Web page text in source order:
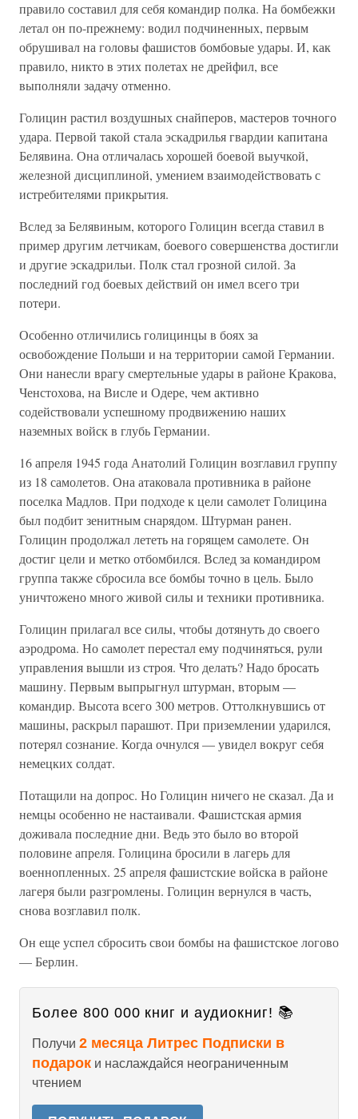
правило составил для себя командир полка. На бомбежки
летал он по-прежнему: водил подчиненных, первым
обрушивал на головы фашистов бомбовые удары. И, как
правило, никто в этих полетах не дрейфил, все
выполняли задачу отменно.
Голицин растил воздушных снайперов, мастеров точного
удара. Первой такой стала эскадрилья гвардии капитана
Белявина. Она отличалась хорошей боевой выучкой,
железной дисциплиной, умением взаимодействовать с
истребителями прикрытия.
Вслед за Белявиным, которого Голицин всегда ставил в
пример другим летчикам, боевого совершенства достигли
и другие эскадрильи. Полк стал грозной силой. За
последний год боевых действий он имел всего три
потери.
Особенно отличились голицинцы в боях за
освобождение Польши и на территории самой Германии.
Они нанесли врагу смертельные удары в районе Кракова,
Ченстохова, на Висле и Одере, чем активно
содействовали успешному продвижению наших
наземных войск в глубь Германии.
16 апреля 1945 года Анатолий Голицин возглавил группу
из 18 самолетов. Она атаковала противника в районе
поселка Мадлов. При подходе к цели самолет Голицина
был подбит зенитным снарядом. Штурман ранен.
Голицин продолжал лететь на горящем самолете. Он
достиг цели и метко отбомбился. Вслед за командиром
группа также сбросила все бомбы точно в цель. Было
уничтожено много живой силы и техники противника.
Голицин прилагал все силы, чтобы дотянуть до своего
аэродрома. Но самолет перестал ему подчиняться, рули
управления вышли из строя. Что делать? Надо бросать
машину. Первым выпрыгнул штурман, вторым —
командир. Высота всего 300 метров. Оттолкнувшись от
машины, раскрыл парашют. При приземлении ударился,
потерял сознание. Когда очнулся — увидел вокруг себя
немецких солдат.
Потащили на допрос. Но Голицин ничего не сказал. Да и
немцы особенно не настаивали. Фашистская армия
доживала последние дни. Ведь это было во второй
половине апреля. Голицина бросили в лагерь для
военнопленных. 25 апреля фашистские войска в районе
лагеря были разгромлены. Голицин вернулся в часть,
снова возглавил полк.
Он еще успел сбросить свои бомбы на фашистское логово
— Берлин.
Более 800 000 книг и аудиокниг! 📚
Получи 2 месяца Литрес Подписки в
подарок и наслаждайся неограниченным
чтением